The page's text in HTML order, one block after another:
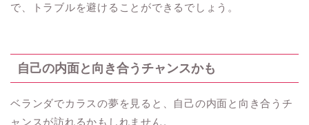
で、トラブルを避けることができるでしょう。
自己の内面と向き合うチャンスかも
ベランダでカラスの夢を見ると、自己の内面と向き合うチ
ャンスが訪れるかもしれません。